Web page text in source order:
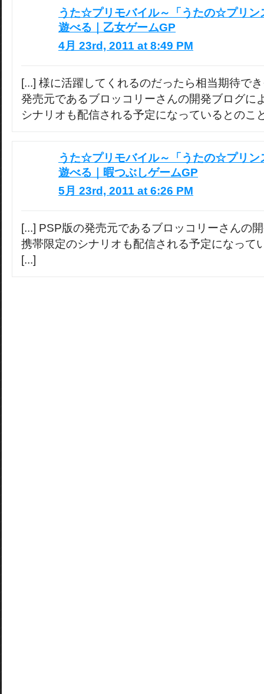
うた☆プリモバイル～「うたの☆プリン
遊べる｜乙女ゲームGP
4月 23rd, 2011 at 8:49 PM
[...] 様に活躍してくれるのだったら相当期待で
発売元であるブロッコリーさんの開発ブログに
シナリオも配信される予定になっているとのこ
うた☆プリモバイル～「うたの☆プリン
遊べる｜暇つぶしゲームGP
5月 23rd, 2011 at 6:26 PM
[...] PSP版の発売元であるブロッコリーさんの
携帯限定のシナリオも配信される予定になって
[...]